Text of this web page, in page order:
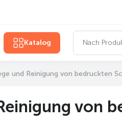
Katalog
und Reinigung von bedruckten
von